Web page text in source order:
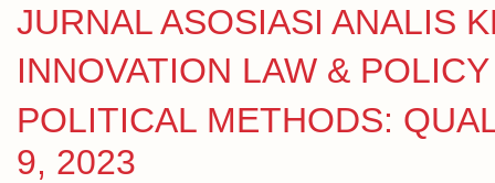
JURNAL ASOSIASI ANALIS
INNOVATION LAW &
POLITICAL METHODS:
9, 2023